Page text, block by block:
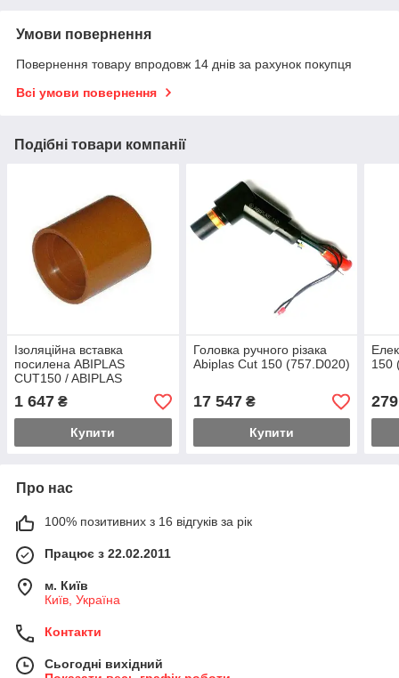
Умови повернення
Повернення товару впродовж 14 днів за рахунок покупця
Всі умови повернення
Подібні товари компанії
Ізоляційна вставка
посилена ABIPLAS
CUT150 / ABIPLAS
CUT200W (757.D032)
1 647 ₴
Купити
Головка ручного різака
Abiplas Cut 150 (757.D020)
17 547₴
Купити
150
279
Про нас
100% позитивних з 16 відгуків за рік
Працює з 22.02.2011
м. Київ
Київ, Україна
Контакти
Сьогодні вихідний